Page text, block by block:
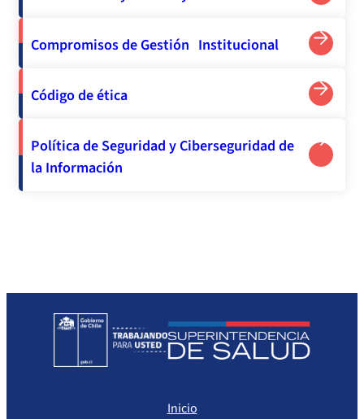
Compromisos de Gestión Institucional
Código de ética
Política de Seguridad y Ciberseguridad de
la Información
Inicio